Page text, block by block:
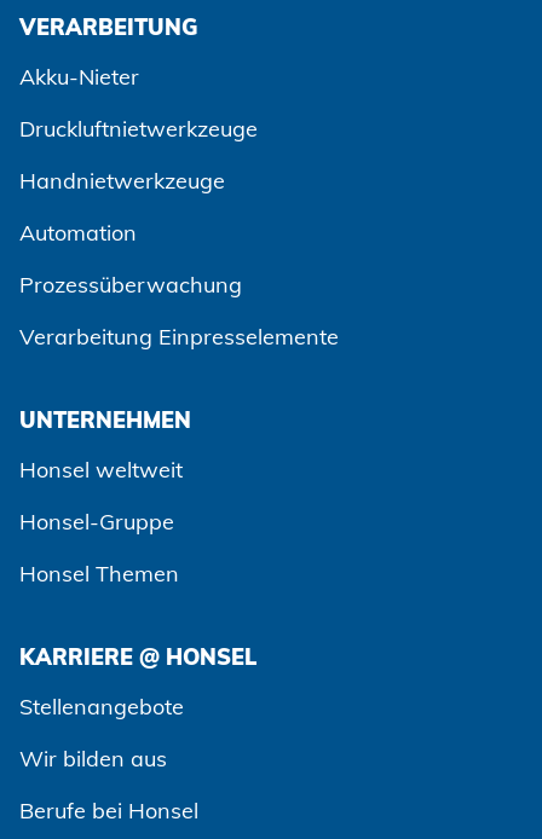
VERARBEITUNG
Akku-Nieter
Druckluftnietwerkzeuge
Handnietwerkzeuge
Automation
Prozessüberwachung
Verarbeitung Einpresselemente
UNTERNEHMEN
Honsel weltweit
Honsel-Gruppe
Honsel Themen
KARRIERE @ HONSEL
Stellenangebote
Wir bilden aus
Berufe bei Honsel
Zustimmen und weiter